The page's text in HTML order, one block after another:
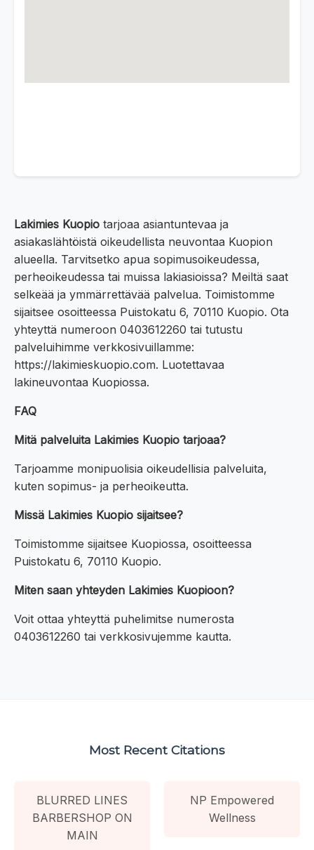
Lakimies Kuopio tarjoaa asiantuntevaa ja
asiakaslähtöistä oikeudellista neuvontaa Kuopion
alueella. Tarvitsetko apua sopimusoikeudessa,
perheoikeudessa tai muissa lakiasioissa? Meiltä saat
selkeää ja ymmärrettävää palvelua. Toimistomme
sijaitsee osoitteessa Puistokatu 6, 70110 Kuopio. Ota
yhteyttä numeroon 0403612260 tai tutustu
palveluihimme verkkosivuillamme:
https://lakimieskuopio.com. Luotettavaa
lakineuvontaa Kuopiossa.
FAQ
Mitä palveluita Lakimies Kuopio tarjoaa?
Tarjoamme monipuolisia oikeudellisia palveluita,
kuten sopimus- ja perheoikeutta.
Missä Lakimies Kuopio sijaitsee?
Toimistomme sijaitsee Kuopiossa, osoitteessa
Puistokatu 6, 70110 Kuopio.
Miten saan yhteyden Lakimies Kuopioon?
Voit ottaa yhteyttä puhelimitse numerosta
0403612260 tai verkkosivujemme kautta.
Most Recent Citations
BLURRED LINES
BARBERSHOP ON
MAIN
NP Empowered
Wellness